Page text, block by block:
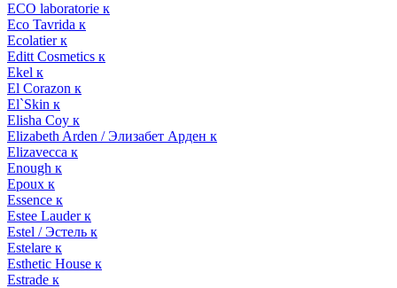
ECO laboratorie к
Eco Tavrida к
Ecolatier к
Editt Cosmetics к
Ekel к
El Corazon к
El`Skin к
Elisha Coy к
Elizabeth Arden / Элизабет Арден к
Elizavecca к
Enough к
Epoux к
Essence к
Estee Lauder к
Estel / Эстель к
Estelare к
Esthetic House к
Estrade к